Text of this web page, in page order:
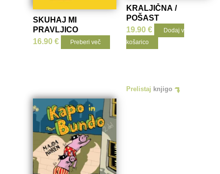
SKUHAJ MI
PRAVLJICO
16.90€ Preberi več
KRALJIČNA /
POŠAST
19.90 €
Dodaj v
košarico
Prelistaj knjigo